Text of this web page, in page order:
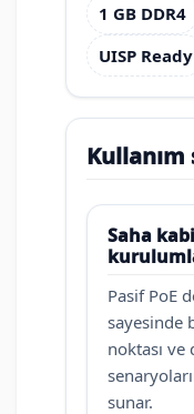
1 GB DDR4
UISP Ready
Kullanım
Saha
Pasif PoE
sayesinde
noktası
sunar.